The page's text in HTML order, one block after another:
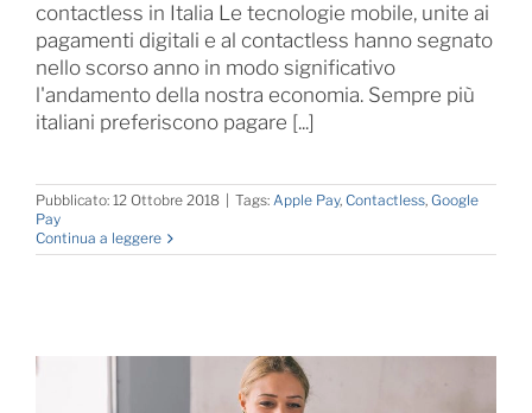
contactless in Italia Le tecnologie mobile, unite ai
pagamenti digitali e al contactless hanno segnato
nello scorso anno in modo significativo
l'andamento della nostra economia. Sempre più
italiani preferiscono pagare [...]
Pubblicato: 12 Ottobre 2018 Tags: Apple Pay, Contactless, Google
Pay
Continua a leggere